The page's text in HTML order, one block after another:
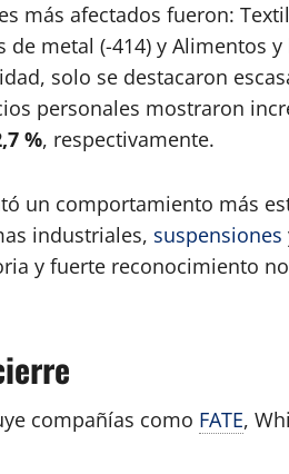
más afectados fueron:
metal (-414) y Alimentos y
solo se destacaron
personales mostraron
%, respectivamente.
un comportamiento más
industriales, suspensiones
y fuerte reconocimiento
compañías como FATE,